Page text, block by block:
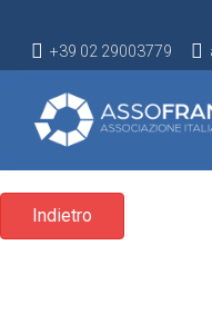
+39 02 29003779
Indietro